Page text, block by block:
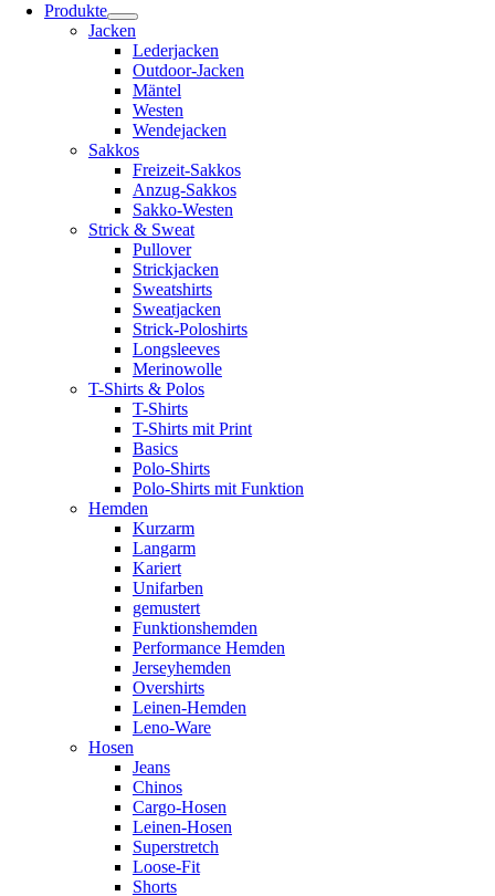
Produkte
Jacken
Lederjacken
Outdoor-Jacken
Mäntel
Westen
Wendejacken
Sakkos
Freizeit-Sakkos
Anzug-Sakkos
Sakko-Westen
Strick & Sweat
Pullover
Strickjacken
Sweatshirts
Sweatjacken
Strick-Poloshirts
Longsleeves
Merinowolle
T-Shirts & Polos
T-Shirts
T-Shirts mit Print
Basics
Polo-Shirts
Polo-Shirts mit Funktion
Hemden
Kurzarm
Langarm
Kariert
Unifarben
gemustert
Funktionshemden
Performance Hemden
Jerseyhemden
Overshirts
Leinen-Hemden
Leno-Ware
Hosen
Jeans
Chinos
Cargo-Hosen
Leinen-Hosen
Superstretch
Loose-Fit
Shorts